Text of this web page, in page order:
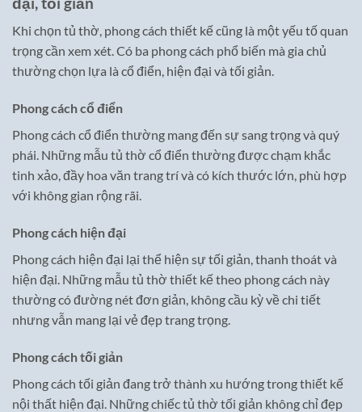
Khi chọn tủ thờ, phong cách thiết kế cũng là một yếu tố quan
trọng cần xem xét. Có ba phong cách phổ biến mà gia chủ
thường chọn lựa là cổ điển, hiện đại và tối giản.
Phong cách cổ điển
Phong cách cổ điển thường mang đến sự sang trọng và quý
phái. Những mẫu tủ thờ cổ điển thường được chạm khắc
tinh xảo, đầy hoa văn trang trí và có kích thước lớn, phù hợp
với không gian rộng rãi.
Phong cách hiện đại
Phong cách hiện đại lại thể hiện sự tối giản, thanh thoát và
hiện đại. Những mẫu tủ thờ thiết kế theo phong cách này
thường có đường nét đơn giản, không cầu kỳ về chi tiết
nhưng vẫn mang lại vẻ đẹp trang trọng.
Phong cách tối giản
Phong cách tối giản đang trở thành xu hướng trong thiết kế
nội thất hiện đại. Những chiếc tủ thờ tối giản không chỉ đẹp